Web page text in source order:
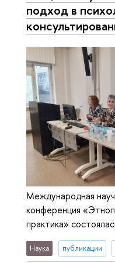
подход в
Международная
конференция
практика»
Наука публикации